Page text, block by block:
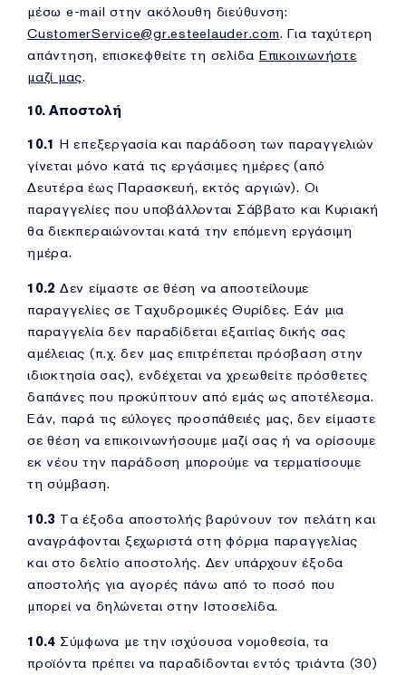
μέσω e-mail στην ακόλουθη διεύθυνση:
CustomerService@gr.esteelauder.com. Για ταχύτερη
απάντηση, επισκεφθείτε τη σελίδα Επικοινωνήστε
μαζί μας.
10. Αποστολή
10.1 Η επεξεργασία και παράδοση των παραγγελιών
γίνεται μόνο κατά τις εργάσιμες ημέρες (από
Δευτέρα έως Παρασκευή, εκτός αργιών). Οι
παραγγελίες που υποβάλλονται Σάββατο και Κυριακή
θα διεκπεραιώνονται κατά την επόμενη εργάσιμη
ημέρα.
10.2 Δεν είμαστε σε θέση να αποστείλουμε
παραγγελίες σε Ταχυδρομικές Θυρίδες. Εάν μια
παραγγελία δεν παραδίδεται εξαιτίας δικής σας
αμέλειας (π.χ. δεν μας επιτρέπεται πρόσβαση στην
ιδιοκτησία σας), ενδέχεται να χρεωθείτε πρόσθετες
δαπάνες που προκύπτουν από εμάς ως αποτέλεσμα.
Εάν, παρά τις εύλογες προσπάθειές μας, δεν είμαστε
σε θέση να επικοινωνήσουμε μαζί σας ή να ορίσουμε
εκ νέου την παράδοση μπορούμε να τερματίσουμε
τη σύμβαση.
10.3 Τα έξοδα αποστολής βαρύνουν τον πελάτη και
αναγράφονται ξεχωριστά στη φόρμα παραγγελίας
και στο δελτίο αποστολής. Δεν υπάρχουν έξοδα
αποστολής για αγορές πάνω από το ποσό που
μπορεί να δηλώνεται στην Ιστοσελίδα.
10.4 Σύμφωνα με την ισχύουσα νομοθεσία, τα
προϊόντα πρέπει να παραδίδονται εντός τριάντα (30)